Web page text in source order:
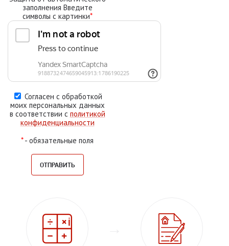
заполнения Введите
символы с картинки*
Согласен с обработкой
моих персональных данных
в соответствии с политикой
конфиденциальности
*- обязательные поля